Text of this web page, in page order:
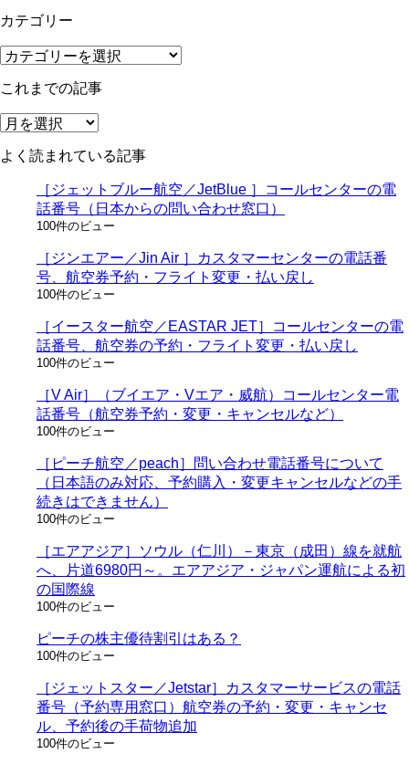
カテゴリー
カ
ゴ
リ
ー
これまでの記事
こ
ま
よく読まれている記事
［ジェットブルー航空／JetBlue ］コールセンターの電
話番号（日本からの問い合わせ窓口）
100件のビュー
［ジンエアー／Jin Air ］カスタマーセンターの電話番
号、航空券予約・フライト変更・払い戻し
100件のビュー
［イースター航空／EASTAR JET］コールセンターの電
話番号、航空券の予約・フライト変更・払い戻し
100件のビュー
［V Air］（ブイエア・Vエア・威航）コールセンター電
話番号（航空券予約・変更・キャンセルなど）
100件のビュー
［ピーチ航空／peach］問い合わせ電話番号について
（日本語のみ対応、予約購入・変更キャンセルなどの手
続きはできません）
100件のビュー
［エアアジア］ソウル（仁川）－東京（成田）線を就航
へ、片道6980円～。エアアジア・ジャパン運航による初
の国際線
100件のビュー
ピーチの株主優待割引はある？
100件のビュー
［ジェットスター／Jetstar］カスタマーサービスの電話
番号（予約専用窓口）航空券の予約・変更・キャンセ
ル、予約後の手荷物追加
100件のビュー